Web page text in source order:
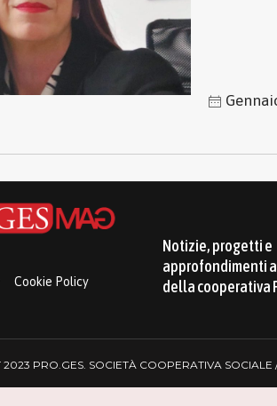
Cookie Policy
Notizie, progetti e
approfondimenti
della cooperativa
PRO.GES. SOCIETÀ COOPERATIVA SOCIALE /